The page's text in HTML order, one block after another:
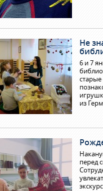
Не
6 и 7
из
перед